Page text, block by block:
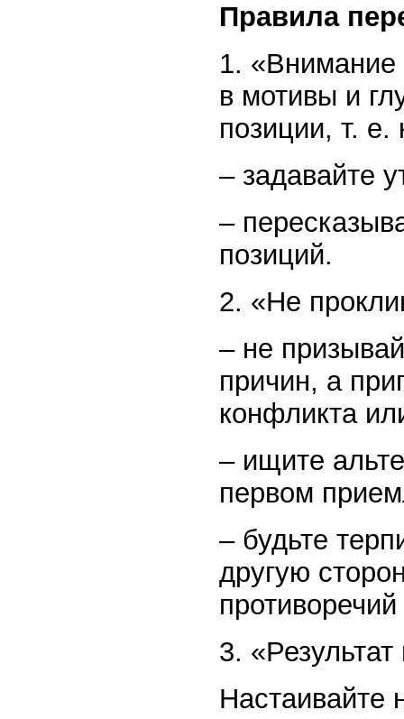
Правила
1. «Внимание
в мотивы и
позиции, т.
– задавайте
–
позиций.
2. «Не
– не
причин, а
конфликта
– ищите
первом
– будьте
другую
3.
Настаивайте